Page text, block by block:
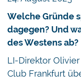
Welche Gründe
dagegen? Und
des Westens ab?
LI-Direktor
Club Frankfurt